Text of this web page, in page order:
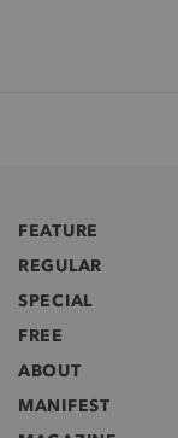
FEATURE
REGULAR
SPECIAL
FREE
ABOUT
MANIFEST